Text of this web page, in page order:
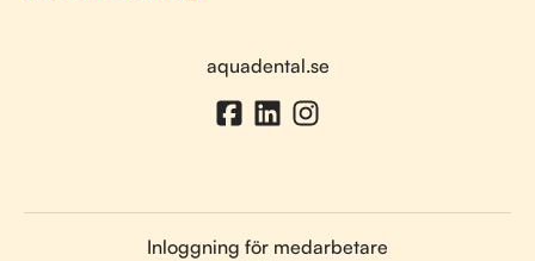
aquadental.se
Inloggning för medarbetare